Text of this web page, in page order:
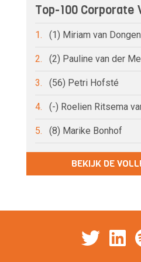
Top-100 Corporate
1. (1) Miriam van Dongen
2. (2) Pauline van der
3. (56) Petri Hofsté
4. (-) Roelien Ritsema
5. (8) Marike Bonhof
BEKIJK DE